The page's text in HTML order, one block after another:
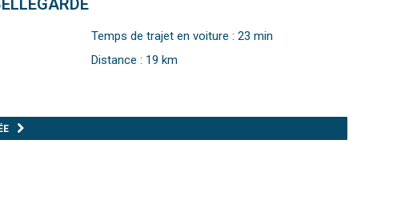
Temps de trajet en voiture : 23 min
Distance : 19 km